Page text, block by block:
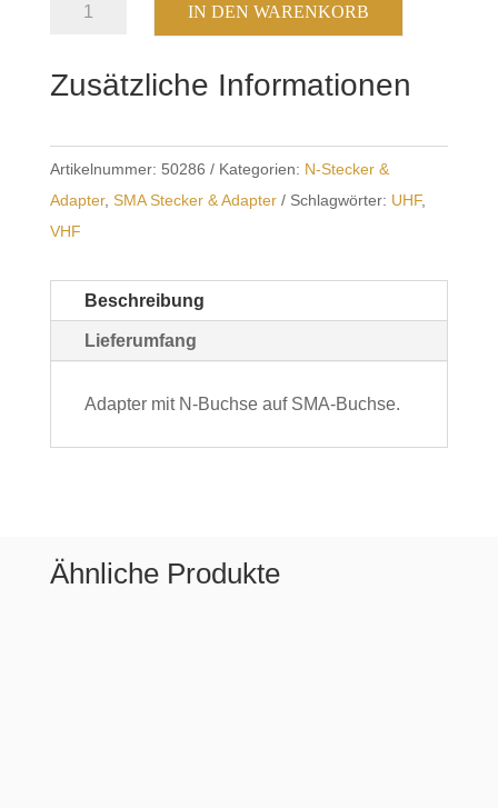
SMA-
Menge
IN DEN WARENKORB
Zusätzliche Informationen
Artikelnummer: 50286 Kategorien: N-Stecker &
Adapter, SMA Stecker & Adapter Schlagwörter: UHF,
VHF
Beschreibung
Lieferumfang
Adapter mit N-Buchse auf SMA-Buchse.
Ähnliche Produkte